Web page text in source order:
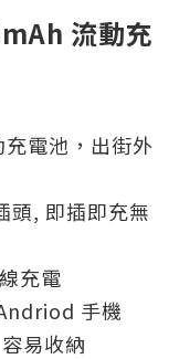
流動充
電池，出街外
, 即插即充無
充電
手機
易收納